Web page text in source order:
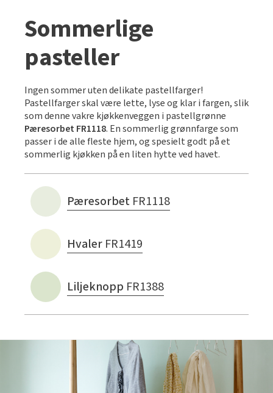
Sommerlige
pasteller
Ingen sommer uten delikate pastellfarger!
Pastellfarger skal være lette, lyse og klar i fargen, slik
som denne vakre kjøkkenveggen i pastellgrønne
Pæresorbet FR1118. En sommerlig grønnfarge som
passer i de alle fleste hjem, og spesielt godt på et
sommerlig kjøkken på en liten hytte ved havet.
Pæresorbet FR1118
Hvaler FR1419
Liljeknopp FR1388